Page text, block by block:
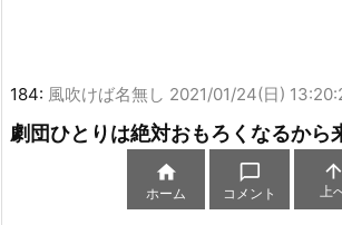
184: 風吹けば名無し 2021/01/24(日)
劇団ひとりは絶対おもろくなるから

ホーム

コメント

上